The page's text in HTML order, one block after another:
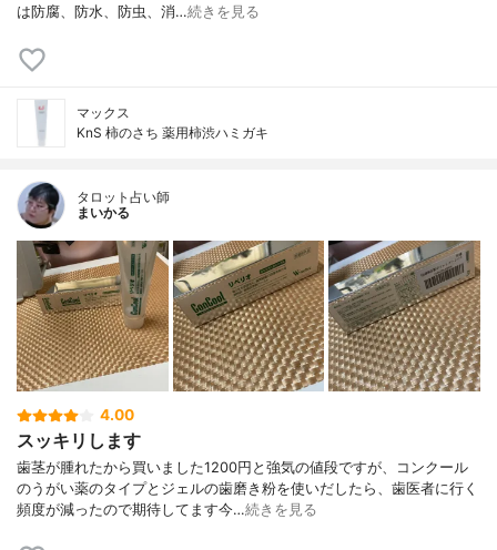
は防腐、防水、防虫、消…続きを見る
マックス
KnS 柿のさち 薬用柿渋ハミガキ
タロット占い師
まいかる
4.00
スッキリします
歯茎が腫れたから買いました1200円と強気の値段ですが、コンクール
のうがい薬のタイプとジェルの歯磨き粉を使いだしたら、歯医者に行く
頻度が減ったので期待してます今…続きを見る